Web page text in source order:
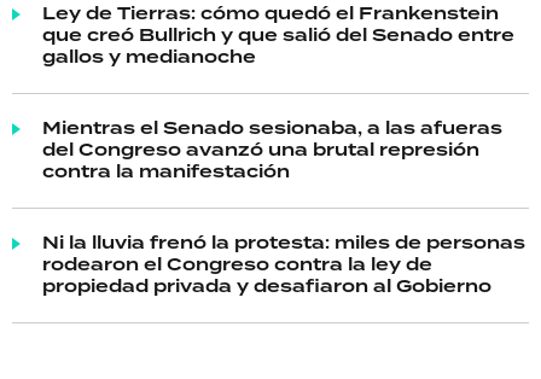
Ley de Tierras: cómo quedó el Frankenstein
que creó Bullrich y que salió del Senado entre
gallos y medianoche
Mientras el Senado sesionaba, a las afueras
del Congreso avanzó una brutal represión
contra la manifestación
Ni la lluvia frenó la protesta: miles de personas
rodearon el Congreso contra la ley de
propiedad privada y desafiaron al Gobierno